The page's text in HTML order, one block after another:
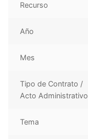
Recurso
Año
Mes
Tipo de Contrato /
Acto Administrativo
Tema